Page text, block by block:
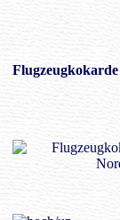
Flugzeugkokarde